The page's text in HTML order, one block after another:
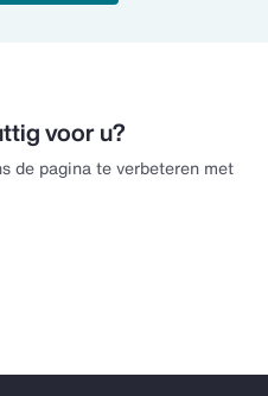
voor u?
de pagina te verbeteren met